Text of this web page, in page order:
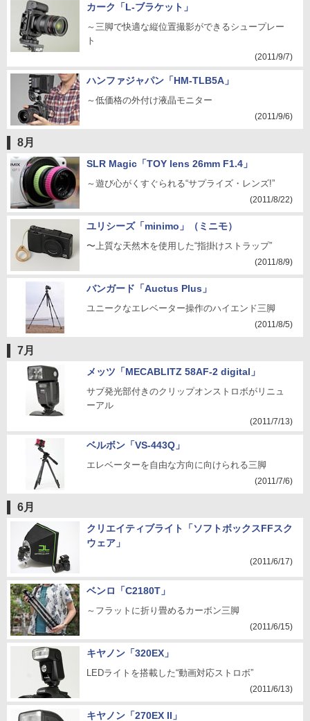
カーク「L-ブラケット」
～三脚で快適な縦位置撮影ができるシュープレー
ト
(2011/9/7)
ハンファジャパン「HM-TLB5A」
～低価格の外付け液晶モニター
(2011/9/6)
8月
SLR Magic「TOY lens 26mm F1.4」
～遊び心がくすぐられる“サプライズ・レンズ!”
(2011/8/22)
ユリシーズ「minimo」（ミニモ）
〜上質な天然木を使用した“指掛けストラップ”
(2011/8/9)
バンガード「Auctus Plus」
ユニークなエレベーター操作のハイエンド三脚
(2011/8/5)
7月
メッツ「MECABLITZ 58AF-2 digital」
サブ発光部付きのクリップオンストロボがリニュ
ーアル
(2011/7/13)
ベルボン「VS-443Q」
エレベーターを自由な方向に向けられる三脚
(2011/7/6)
6月
クリエイティブライト「ソフトボックスFFスク
ウェア」
(2011/6/17)
ベンロ「C2180T」
～フラットに折り畳めるカーボン三脚
(2011/6/15)
キヤノン「320EX」
LEDライトを搭載した“動画対応ストロボ”
(2011/6/13)
キヤノン「270EX II」